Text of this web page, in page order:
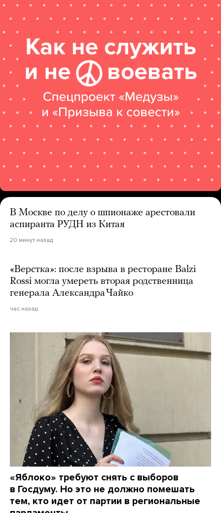
В Москве по делу о шпионаже арестовали
аспиранта РУДН из Китая
20 минут назад
«Верстка»: после взрыва в ресторане Balzi
Rossi могла умереть вторая родственница
генерала Александра Чайко
час назад
«Яблоко» требуют снять с выборов
в Госдуму. Но это не должно помешать
тем, кто идет от партии в региональные